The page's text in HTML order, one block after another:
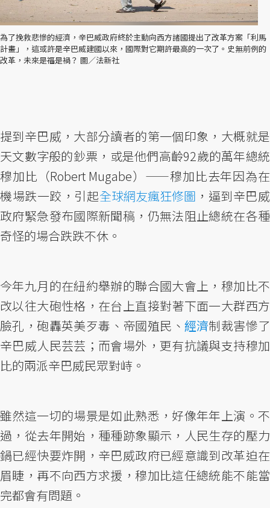
為了挽救悲慘的經濟，辛巴威政府終於主動向西方諸國提出了改革方案「利馬
計畫」，這或許是辛巴威建國以來，國際對它期許最高的一次了。史無前例的
改革，未來是福是禍？ 圖／法新社
提到辛巴威，大部分讀者的第一個印象，大概就是
天文數字般的鈔票，或是他們高齡92歲的萬年總統
穆加比（Robert Mugabe）——穆加比去年因為在
機場跌一跤，引起全球網友瘋狂修圖 ，逼到辛巴威
政府緊急發布國際新聞稿，仍無法阻止總統在各種
奇怪的場合跌跌不休。
今年九月的在紐約舉辦的聯合國大會上，穆加比不
改以往大砲性格，在台上直接對著下面一大群西方
臉孔，砲轟英美歹毒、帝國殖民、 經濟制裁害慘了
辛巴威人民芸芸；而會場外，更有抗議與支持穆加
比的兩派辛巴威民眾對峙。
雖然這一切的場景是如此熟悉，好像年年上演。不
過，從去年開始，種種跡象顯示，人民生存的壓力
鍋已經快要炸開，辛巴威政府已經意識到改革迫在
眉睫，再不向西方求援，穆加比這任總統能不能當
完都會有問題。